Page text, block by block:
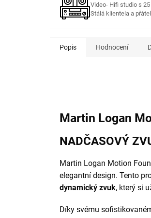
Video- Hifi studio s
Stálá klientela a
Popis Hodnocení
Martin Logan
NADČASOVÝ
Martin Logan Motion
elegantní design. Tento
dynamický zvuk, který si
Díky svému